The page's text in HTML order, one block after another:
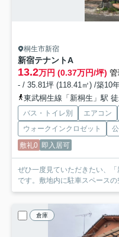
桐生市新宿
新宿テナントA
13.2万円 (0.37万円/坪)
- / 35.81坪 (118.41㎡) /築10
東武桐生線「新桐生」駅
バス・トイレ別 エアコン
ウォークインクロゼット
敷礼0 即入居可
ぜひ一度見ていただきたい、
です。敷地内に駐車スペース
倉庫